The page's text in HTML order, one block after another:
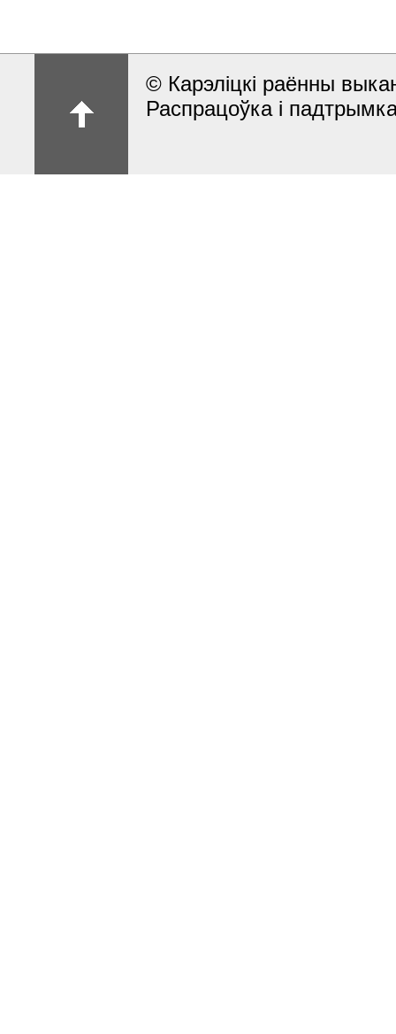
© Карэлiцкi раённы
Распрацоўка і